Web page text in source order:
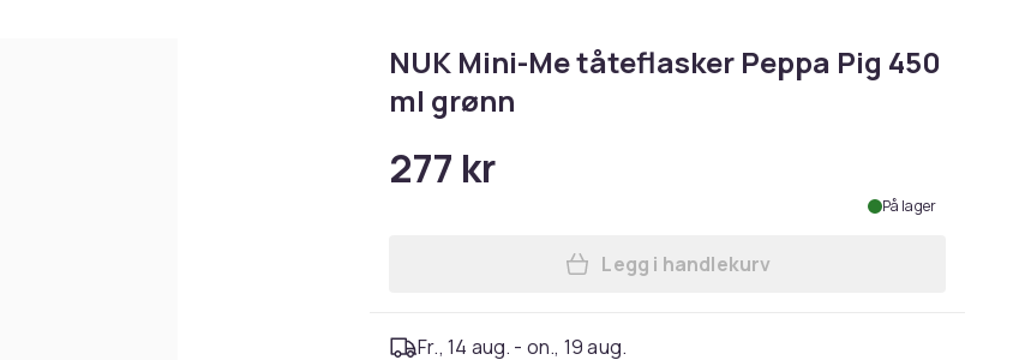
NUK Mini-Me tåteflasker Peppa Pig 450
ml grønn
277 kr
På lager
Legg NUK Mini-Me tåteflasker
Legg i handlekurv
Fr., 14 aug. - on., 19 aug.